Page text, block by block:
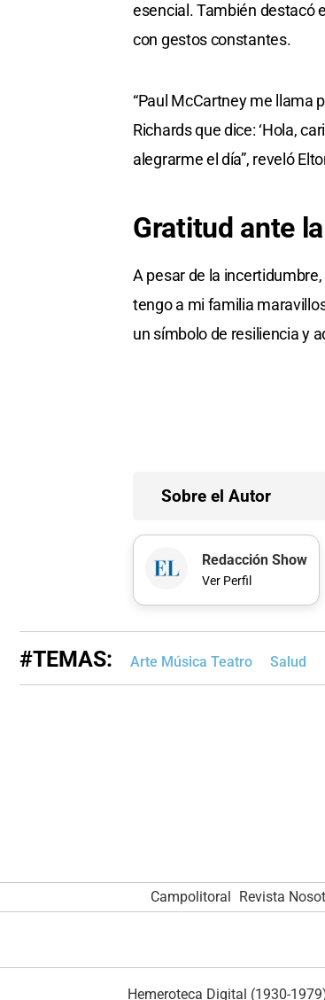
esencial. También destacó
con gestos constantes.
“Paul McCartney me llama
Richards que dice: ‘Hola,
alegrarme el día”, reveló
Gratitud ante
A pesar de la
tengo a mi familia
un símbolo de resiliencia y
Sobre el Autor
Redacción Show
Ver Perfil
#TEMAS: Arte Música Teatro Salud
Campolitoral Revista
Hemeroteca Digital (1930-